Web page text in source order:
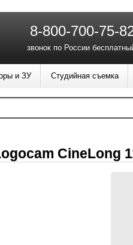
CineLong
8-800-700-75-
звонок по России
и ЗУ Студийная съемка